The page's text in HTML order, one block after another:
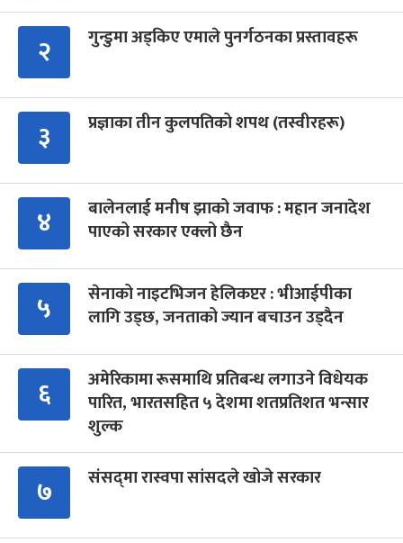
२ गुन्डुमा अड्किए एमाले पुनर्गठनका प्रस्तावहरू
३ प्रज्ञाका तीन कुलपतिको शपथ (तस्वीरहरू)
४
बालेनलाई मनीष झाको जवाफ : महान जनादेश
पाएको सरकार एक्लो छैन
५
सेनाको नाइटभिजन हेलिकप्टर : भीआईपीका
लागि उड्छ, जनताको ज्यान बचाउन उड्दैन
६
अमेरिकामा रूसमाथि प्रतिबन्ध लगाउने विधेयक
पारित, भारतसहित ५ देशमा शतप्रतिशत भन्सार
शुल्क
७ संसद्‍मा रास्वपा सांसदले खोजे सरकार